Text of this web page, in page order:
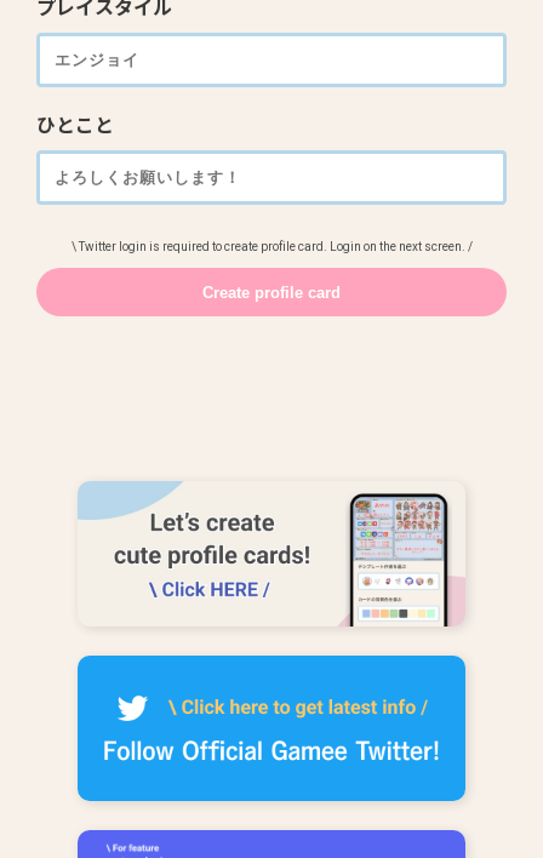
プレイスタイル
ひとこと
\ Twitter login is required to create profile card. Login on the next screen. /